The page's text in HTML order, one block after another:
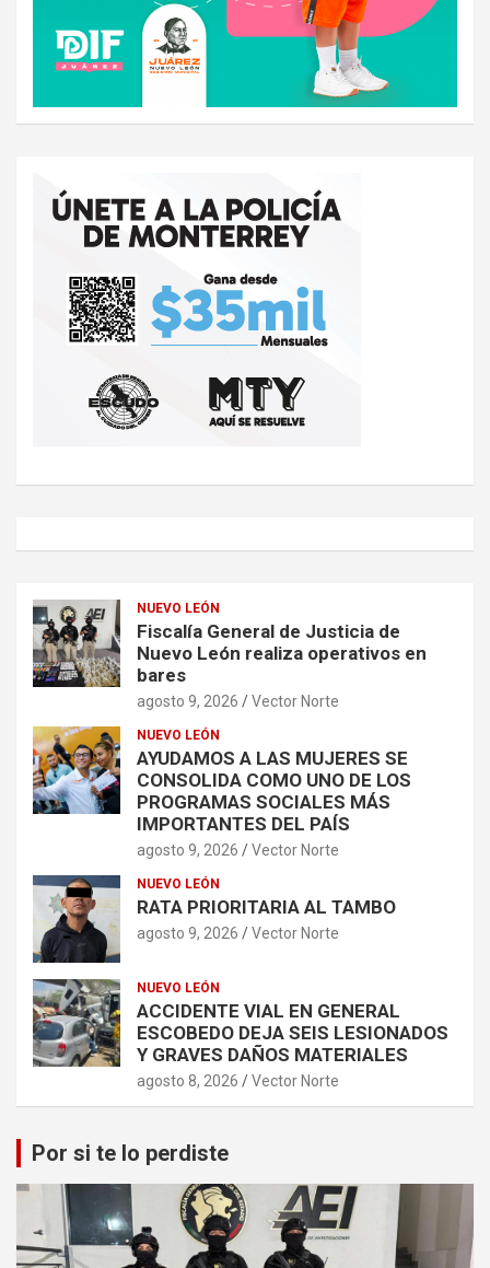
NUEVO LEÓN
Fiscalía General de Justicia de
Nuevo León realiza operativos en
bares
agosto 9, 2026 Vector Norte
NUEVO LEÓN
AYUDAMOS A LAS MUJERES SE
CONSOLIDA COMO UNO DE LOS
PROGRAMAS SOCIALES MÁS
IMPORTANTES DEL PAÍS
agosto 9, 2026 Vector Norte
NUEVO LEÓN
RATA PRIORITARIA AL TAMBO
agosto 9, 2026 Vector Norte
NUEVO LEÓN
ACCIDENTE VIAL EN GENERAL
ESCOBEDO DEJA SEIS LESIONADOS
Y GRAVES DAÑOS MATERIALES
agosto 8, 2026 Vector Norte
Por si te lo perdiste